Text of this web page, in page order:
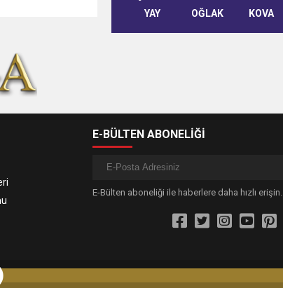
YAY OĞLAK KOVA
E-BÜLTEN ABONELİĞİ
E-Bülten aboneliği ile haberlere daha hızlı erişin.